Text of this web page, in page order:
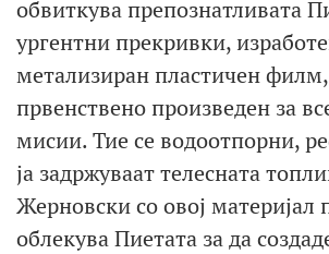
обвиткува препознатливата
ургентни прекривки,
метализиран пластичен
првенствено произведен за
мисии. Тие се водоотпорни,
ја задржуваат телесната
Жерновски со овој материјал
облекува Пиетата за да